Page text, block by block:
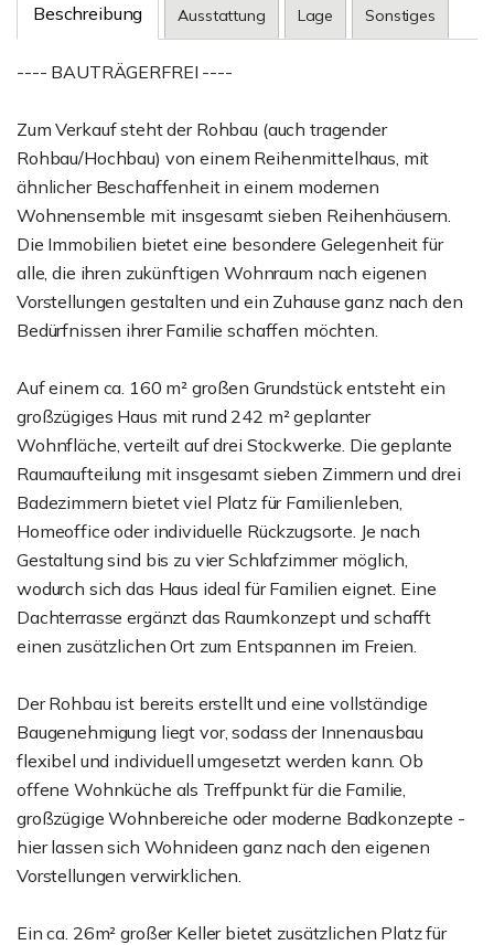
Beschreibung Ausstattung Lage Sonstiges
---- BAUTRÄGERFREI ----
Zum Verkauf steht der Rohbau (auch tragender
Rohbau/Hochbau) von einem Reihenmittelhaus, mit
ähnlicher Beschaffenheit in einem modernen
Wohnensemble mit insgesamt sieben Reihenhäusern.
Die Immobilien bietet eine besondere Gelegenheit für
alle, die ihren zukünftigen Wohnraum nach eigenen
Vorstellungen gestalten und ein Zuhause ganz nach den
Bedürfnissen ihrer Familie schaffen möchten.
Auf einem ca. 160 m² großen Grundstück entsteht ein
großzügiges Haus mit rund 242 m² geplanter
Wohnfläche, verteilt auf drei Stockwerke. Die geplante
Raumaufteilung mit insgesamt sieben Zimmern und drei
Badezimmern bietet viel Platz für Familienleben,
Homeoffice oder individuelle Rückzugsorte. Je nach
Gestaltung sind bis zu vier Schlafzimmer möglich,
wodurch sich das Haus ideal für Familien eignet. Eine
Dachterrasse ergänzt das Raumkonzept und schafft
einen zusätzlichen Ort zum Entspannen im Freien.
Der Rohbau ist bereits erstellt und eine vollständige
Baugenehmigung liegt vor, sodass der Innenausbau
flexibel und individuell umgesetzt werden kann. Ob
offene Wohnküche als Treffpunkt für die Familie,
großzügige Wohnbereiche oder moderne Badkonzepte -
hier lassen sich Wohnideen ganz nach den eigenen
Vorstellungen verwirklichen.
Ein ca. 26m² großer Keller bietet zusätzlichen Platz für